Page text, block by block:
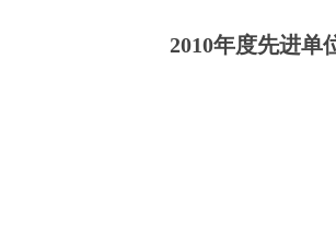
2010年度先进单